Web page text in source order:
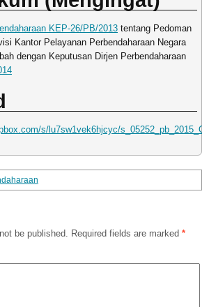
KEP-26/PB/2013 tentang Pedoman
Kantor Pelayanan Perbendaharaan Negara
dengan Keputusan Dirjen Perbendaharaan
s/lu7sw1vek6hjcyc/
be published. Required fields are marked *